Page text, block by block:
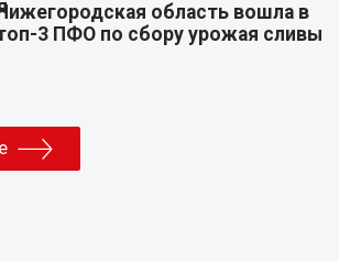
область вошла в
3 ПФО по сбору урожая сливы